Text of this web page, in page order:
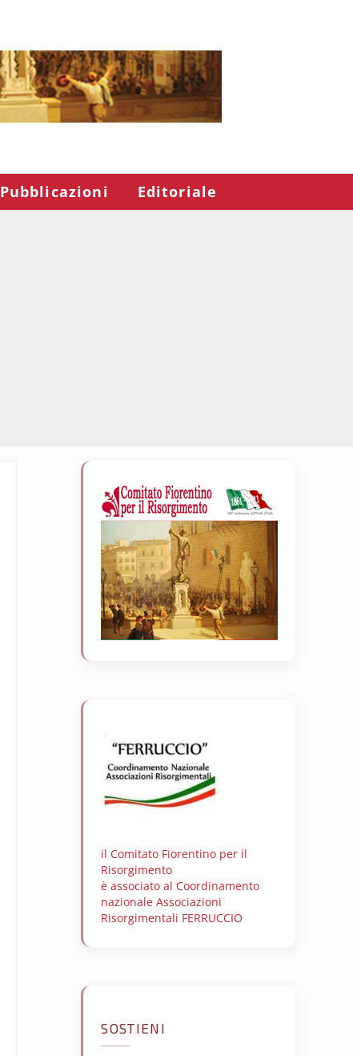
Pubblicazioni Editoriale
Sidebar
il Comitato Fiorentino per il
Risorgimento
è associato al Coordinamento
nazionale Associazioni
Risorgimentali FERRUCCIO
SOSTIENI